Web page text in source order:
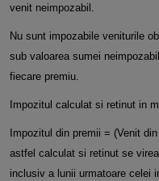
venit neimpozabil.
Nu sunt impozabile veniturile
sub valoarea sumei
fiecare premiu.
Impozitul calculat si retinut in
Impozitul din premii = (Venit
astfel calculat si retinut se
inclusiv a lunii urmatoare celei